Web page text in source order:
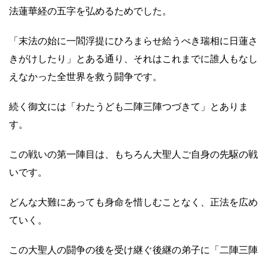
法蓮華経の五字を弘めるためでした。
「末法の始に一閻浮提にひろまらせ給うべき瑞相に日蓮さ
きがけしたり」とある通り、それはこれまでに誰人もなし
えなかった全世界を救う闘争です。
続く御文には「わたうども二陣三陣つづきて」とありま
す。
この戦いの第一陣目は、もちろん大聖人ご自身の先駆の戦
いです。
どんな大難にあっても身命を惜しむことなく、正法を広め
ていく。
この大聖人の闘争の後を受け継ぐ後継の弟子に「二陣三陣